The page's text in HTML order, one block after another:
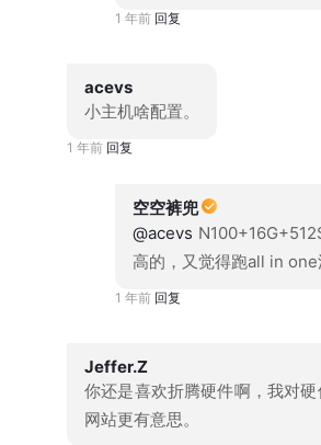
1 年前 回复
acevs
小主机啥配置。
1 年前 回复
空空裤兜
@acevs
高的，又觉得跑all in one
1 年前 回复
Jeffer.Z
你还是喜欢折腾硬件啊，我对
网站更有意思。